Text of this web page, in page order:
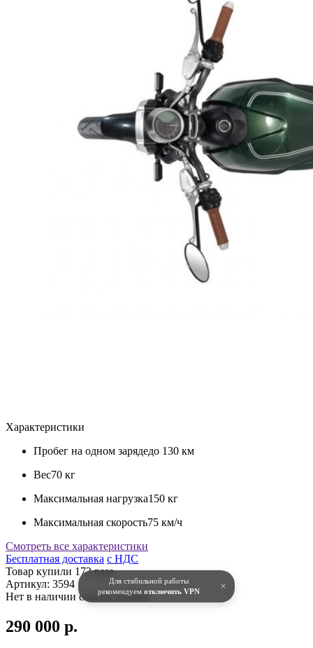
Для стабильной работы
рекомендуем отключить VPN ×
Характеристики
Пробег на одном зарядедо 130 км
Вес70 кг
Максимальная нагрузка150 кг
Максимальная скорость75 км/ч
Смотреть все характеристики
Бесплатная доставка c НДС
Товар купили 173 раза
Артикул: 3594
Нет в наличии совсем290000
290 000 р.